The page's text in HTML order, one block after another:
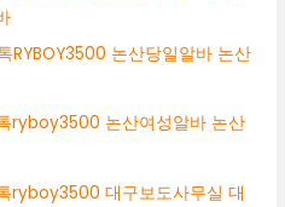
RYBOY3500 논산당일알바 논산
ryboy3500 논산여성알바 논산
ryboy3500 대구보도사무실 대